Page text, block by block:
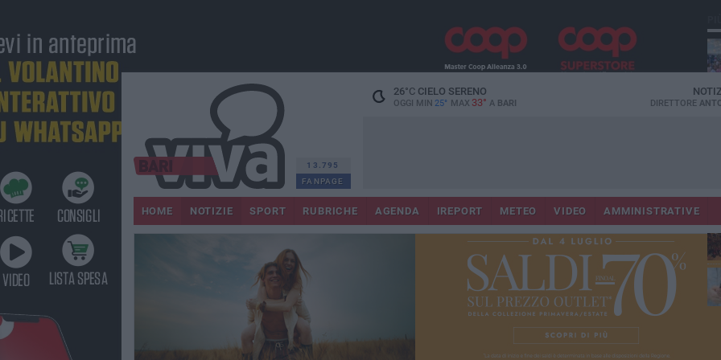
13.795
FANPAGE
26°CCIELO SERENO
OGGI MIN 25° MAX 33° A BARI DIRETTORE
HOME NOTIZIE SPORT RUBRICHE AGENDA IREPORT METEO VIDEO AMMINISTRATIVE